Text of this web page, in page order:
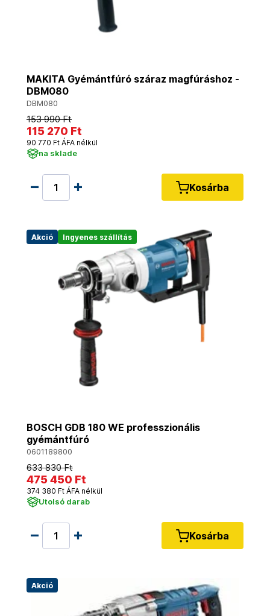
MAKITA Gyémántfúró száraz magfúráshoz -
DBM080
DBM080
153 990 Ft
115 270 Ft
90 770 Ft ÁFA nélkül
na sklade
Kosárba
Akció Ingyenes szállítás
BOSCH GDB 180 WE professzionális
gyémántfúró
0601189800
633 830 Ft
475 450 Ft
374 380 Ft ÁFA nélkül
Utolsó darab
Kosárba
Akció